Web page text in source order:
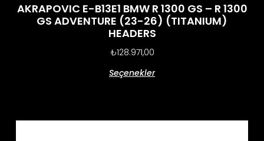
AKRAPOVIC E-B13E1 BMW R 1300 GS – R 1300
GS ADVENTURE (23-26) (TITANIUM)
HEADERS
₺128.971,00
Seçenekler